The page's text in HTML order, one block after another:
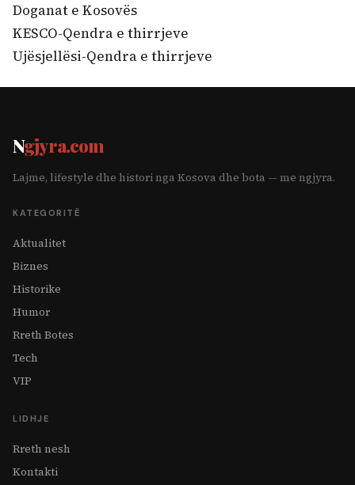
Doganat e Kosovës
KESCO-Qendra e thirrjeve
Ujësjellësi-Qendra e thirrjeve
Ngjyra.com
Lajme, lifestyle dhe histori nga Kosova dhe bota — me ngjyra.
KATEGORITË
Aktualitet
Biznes
Historike
Humor
Rreth Botes
Tech
VIP
LIDHJE
Rreth nesh
Kontakti